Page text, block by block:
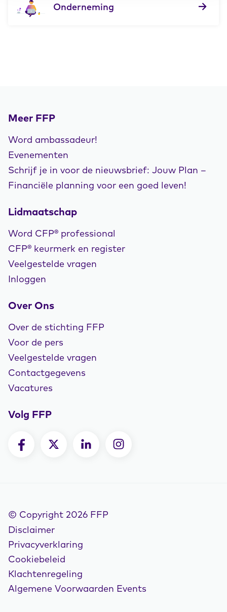
Onderneming
Meer FFP
Word ambassadeur!
Evenementen
Schrijf je in voor de nieuwsbrief: Jouw Plan –
Financiële planning voor een goed leven!
Lidmaatschap
Word CFP® professional
CFP® keurmerk en register
Veelgestelde vragen
Inloggen
Over Ons
Over de stichting FFP
Voor de pers
Veelgestelde vragen
Contactgegevens
Vacatures
Volg FFP
© Copyright 2026 FFP
Disclaimer
Privacyverklaring
Cookiebeleid
Klachtenregeling
Algemene Voorwaarden Events